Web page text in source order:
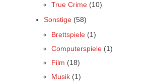
True Crime (10)
Sonstige (58)
Brettspiele (1)
Computerspiele (1)
Film (18)
Musik (1)